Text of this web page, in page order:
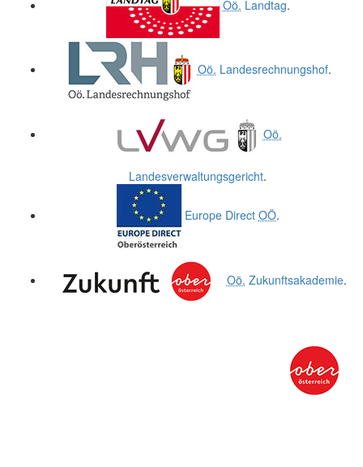
Oö. Landtag.
Oö. Landesrechnungshof.
Oö.
Landesverwaltungsgericht.
Europe Direct OÖ.
Oö. Zukunftsakademie.